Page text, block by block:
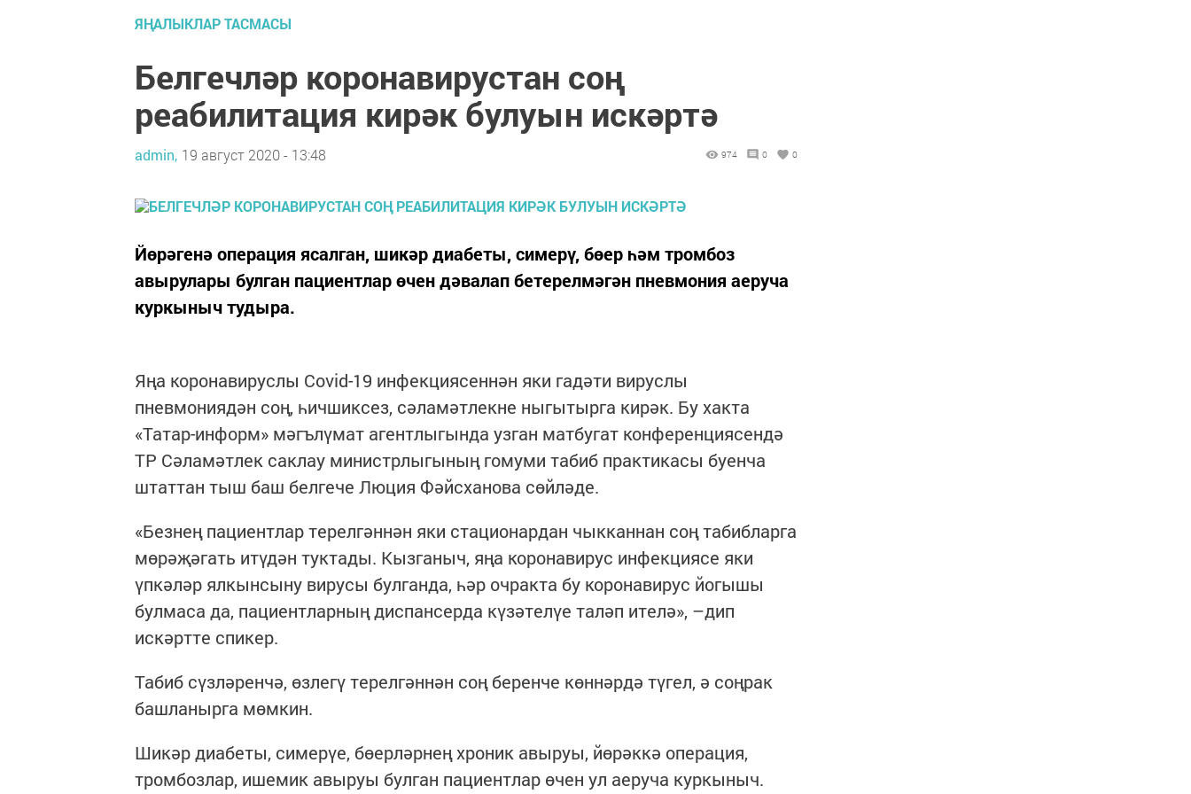
ЯҢАЛЫКЛАР ТАСМАСЫ
Белгечләр коронавирустан соң
реабилитация кирәк булуын искәртә
admin, 19 август 2020 - 13:48 974 0 0
Йөрәгенә операция ясалган, шикәр диабеты, симерү, бөер һәм тромбоз
авырулары булган пациентлар өчен дәвалап бетерелмәгән пневмония аеруча
куркыныч тудыра.
Яңа коронавируслы Covid-19 инфекциясеннән яки гадәти вируслы
пневмониядән соң, һичшиксез, сәламәтлекне ныгытырга кирәк. Бу хакта
«Татар-информ» мәгълүмат агентлыгында узган матбугат конференциясендә
ТР Сәламәтлек саклау министрлыгының гомуми табиб практикасы буенча
штаттан тыш баш белгече Люция Фәйсханова сөйләде.
«Безнең пациентлар терелгәннән яки стационардан чыкканнан соң табибларга
мөрәҗәгать итүдән туктады. Кызганыч, яңа коронавирус инфекциясе яки
үпкәләр ялкынсыну вирусы булганда, һәр очракта бу коронавирус йогышы
булмаса да, пациентларның диспансерда күзәтелүе таләп ителә», –дип
искәртте спикер.
Табиб сүзләренчә, өзлегү терелгәннән соң беренче көннәрдә түгел, ә соңрак
башланырга мөмкин.
Шикәр диабеты, симерүе, бөерләрнең хроник авыруы, йөрәккә операция,
тромбозлар, ишемик авыруы булган пациентлар өчен ул аеруча куркыныч.